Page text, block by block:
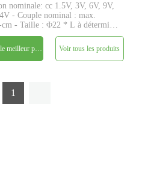
nominale: cc 1.5V, 3V, 6V, 9V,
- Couple nominal : max.
- Taille : Φ22 * L à déterminer
Φ4mm D-cut 0.5mm - Encodeur :
magnétique - MOQ : 500
Voir tous les produits
1